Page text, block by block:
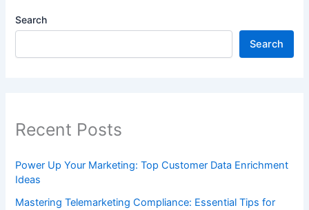
Search
Search
Recent Posts
Power Up Your Marketing: Top Customer Data Enrichment
Ideas
Mastering Telemarketing Compliance: Essential Tips for